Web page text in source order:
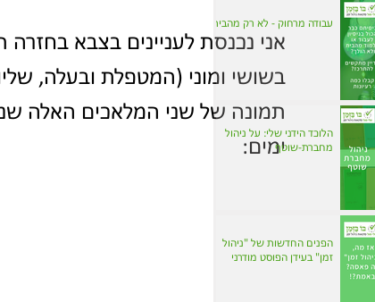
אני נכנסת לעניינים בצבא בחזרה
תמונה של שני המלאכים האלה
ימים:
עבודה מרחוק - לא רק מהבית
הלוכד הידני שלי: על ניהול
מחברת-שוטף
הפנים החדשות של "ניהול
זמן" בעידן הפוסט מודרני